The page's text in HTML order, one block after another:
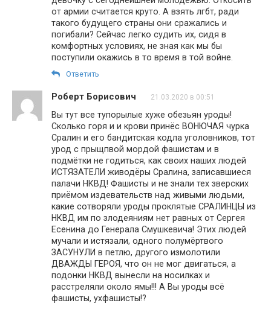
от армии считается круто. А взять лгбт, ради
такого будущего страны они сражались и
погибали? Сейчас легко судить их, сидя в
комфортных условиях, не зная как мы бы
поступили окажись в то время в той войне.
Ответить
Роберт Борисович 21.03.2020 в 00:51
Вы тут все тупорылые хуже обезьян уроды!
Сколько горя и и крови принёс ВОНЮЧАЯ чурка
Сралин и его бандитская кодла уголовников, тот
урод с прыщпвой мордой фашистам и в
подмётки не годиться, как своих наших людей
ИСТЯЗАТЕЛИ живодёры Сралина, записавшиеся
палачи НКВД! Фашисты и не знали тех зверских
приёмом издевательств над живыми людьми,
какие сотворяли уроды проклятые СРАЛИНЦЫ из
НКВД им по злодеяниям нет равных от Сергея
Есенина до Генерала Смушкевича! Этих людей
мучали и истязали, одного полумёртвого
ЗАСУНУЛИ в петлю, другого измолотили
ДВАЖДЫ ГЕРОЯ, что он не мог двигаться, а
подонки НКВД вынесли на носилках и
расстреляли около ямы!!! А Вы уроды всё
фашисты, ухфашисты!?